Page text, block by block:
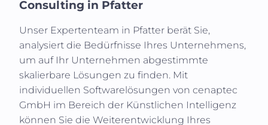
Consulting in Pfatter
Unser Expertenteam in Pfatter berät Sie,
analysiert die Bedürfnisse Ihres Unternehmens,
um auf Ihr Unternehmen abgestimmte
skalierbare Lösungen zu finden. Mit
individuellen Softwarelösungen von cenaptec
GmbH im Bereich der Künstlichen Intelligenz
können Sie die Weiterentwicklung Ihres